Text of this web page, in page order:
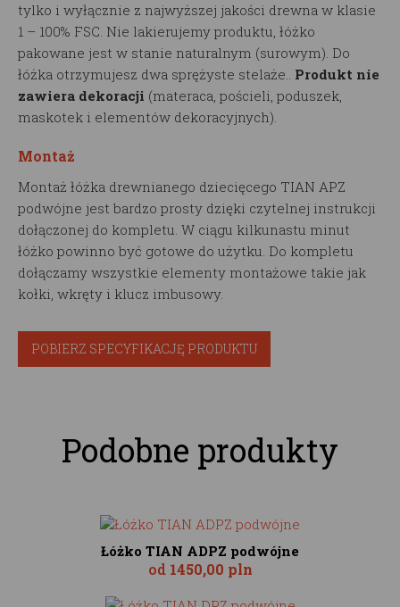
tylko i wyłącznie z najwyższej jakości drewna w klasie
1 – 100% FSC. Nie lakierujemy produktu, łóżko
pakowane jest w stanie naturalnym (surowym). Do
łóżka otrzymujesz dwa sprężyste stelaże.. Produkt nie
zawiera dekoracji (materaca, pościeli, poduszek,
maskotek i elementów dekoracyjnych).
Montaż
Montaż łóżka drewnianego dziecięcego TIAN APZ
podwójne jest bardzo prosty dzięki czytelnej instrukcji
dołączonej do kompletu. W ciągu kilkunastu minut
łóżko powinno być gotowe do użytku. Do kompletu
dołączamy wszystkie elementy montażowe takie jak
kołki, wkręty i klucz imbusowy.
POBIERZ SPECYFIKACJĘ PRODUKTU
Podobne produkty
Łóżko TIAN ADPZ podwójne
od 1450,00 pln